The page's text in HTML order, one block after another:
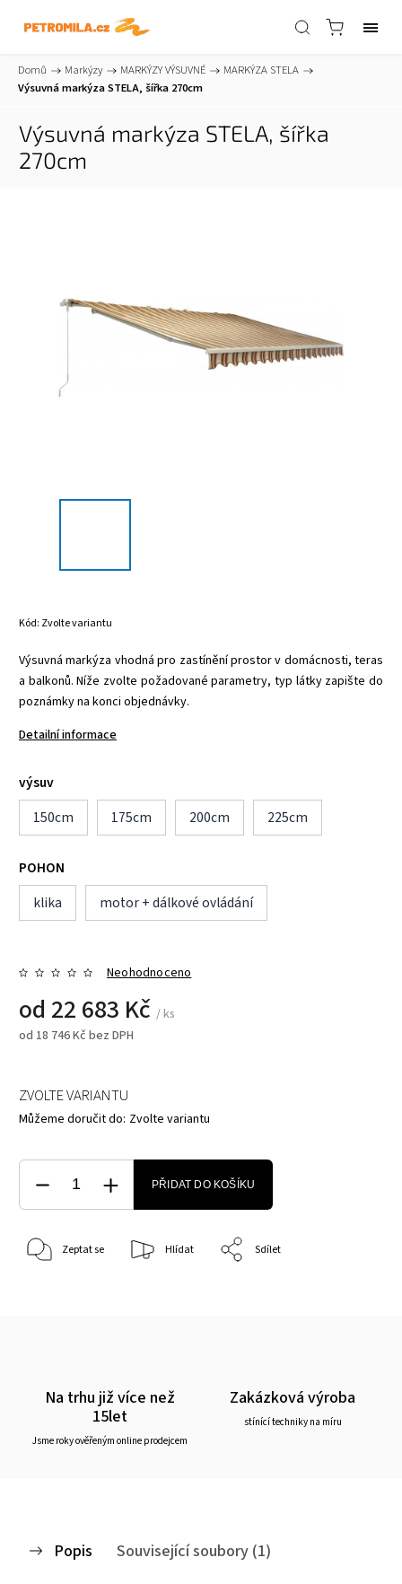
Domů / Markýzy / MARKÝZY VÝSUVNÉ / MARKÝZA STELA /
Výsuvná markýza STELA, šířka 270cm
Výsuvná markýza STELA, šířka
270cm
Kód: Zvolte variantu
Výsuvná markýza vhodná pro zastínění prostor v domácnosti, teras
a balkonů. Níže zvolte požadované parametry, typ látky zapište do
poznámky na konci objednávky.
Detailní informace
výsuv
150cm
175cm 200cm 225cm
POHON
klika
motor + dálkové ovládání
Neohodnoceno
od 22 683 Kč / ks
od 18 746 Kč bez DPH
ZVOLTE VARIANTU
Můžeme doručit do: Zvolte variantu
PŘIDAT DO KOŠÍKU
Zeptat se Hlídat Sdílet
Na trhu již více než
15let
Jsme roky ověřeným online prodejcem
Zakázková výroba
stínící techniky na míru
Popis
Související soubory (1)